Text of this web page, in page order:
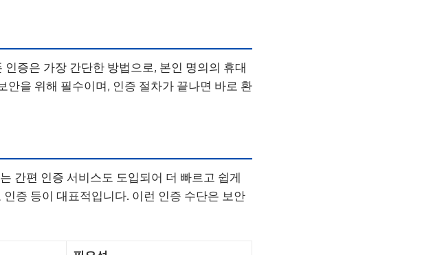
증은 가장 간단한 방법으로, 본인 명의의 휴대
안을 위해 필수이며, 인증 절차가 끝나면 바로 환
간편 인증 서비스도 도입되어 더 빠르고 쉽게
증 등이 대표적입니다. 이런 인증 수단은 보안